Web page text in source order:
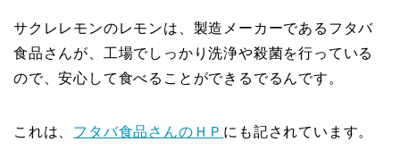
サクレレモンのレモンは、製造メーカーであるフタバ
食品さんが、工場でしっかり洗浄や殺菌を行っている
ので、安心して食べることができるでるんです。
これは、 フタバ食品さんのＨＰ にも記されています。